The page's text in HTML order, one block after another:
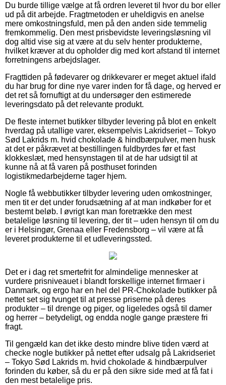
Du burde tillige vælge at få ordren leveret til hvor du bor eller
ud på dit arbejde. Fragtmetoden er uheldigvis en anelse
mere omkostningsfuld, men på den anden side temmelig
fremkommelig. Den mest prisbevidste leveringsløsning vil
dog altid vise sig at være at du selv henter produkterne,
hvilket kræver at du opholder dig med kort afstand til internet
forretningens arbejdslager.
Fragttiden på fødevarer og drikkevarer er meget aktuel ifald
du har brug for dine nye varer inden for få dage, og herved er
det ret så fornuftigt at du undersøger den estimerede
leveringsdato på det relevante produkt.
De fleste internet butikker tilbyder levering på blot en enkelt
hverdag på utallige varer, eksempelvis Lakridseriet – Tokyo
Sød Lakrids m. hvid chokolade & hindbærpulver, men husk
at det er påkrævet at bestillingen fuldbyrdes før et fast
klokkeslæt, med hensynstagen til at de har udsigt til at
kunne nå at få varen på posthuset forinden
logistikmedarbejderne tager hjem.
Nogle få webbutikker tilbyder levering uden omkostninger,
men tit er det under forudsætning af at man indkøber for et
bestemt beløb. I øvrigt kan man foretrække den mest
betalelige løsning til levering, der tit – uden hensyn til om du
er i Helsingør, Grenaa eller Fredensborg – vil være at få
leveret produkterne til et udleveringssted.
Det er i dag ret smertefrit for almindelige mennesker at
vurdere prisniveauet i blandt forskellige internet firmaer i
Danmark, og ergo har en hel del PR-Chokolade butikker på
nettet set sig tvunget til at presse priserne på deres
produkter – til drenge og piger, og ligeledes også til damer
og herrer – betydeligt, og endda nogle gange præstere fri
fragt.
Til gengæld kan det ikke desto mindre blive tiden værd at
checke nogle butikker på nettet efter udsalg på Lakridseriet
– Tokyo Sød Lakrids m. hvid chokolade & hindbærpulver
forinden du køber, så du er på den sikre side med at få fat i
den mest betalelige pris.